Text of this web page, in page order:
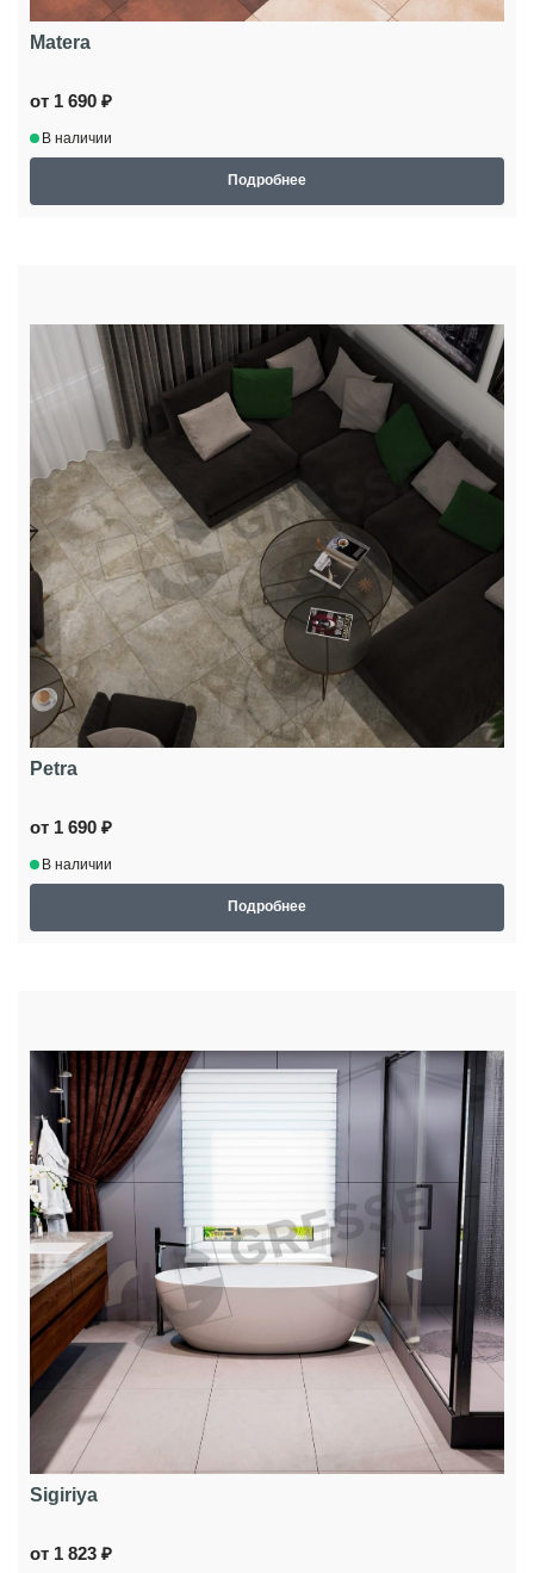
Matera
от 1 690 ₽
В наличии
Подробнее
Petra
от 1 690 ₽
В наличии
Подробнее
Sigiriya
от 1 823 ₽